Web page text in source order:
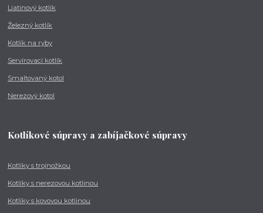
Liatinový kotlík
Železný kotlík
Kotlík na ryby
Servírovací kotlík
Smaltovaný kotol
Nerezový kotol
Kotlíkové súpravy a zabíjačkové súpravy
Kotlíky s trojnožkou
Kotlíky s nerezovou kotlinou
Kotlíky s kovovou kotlinou